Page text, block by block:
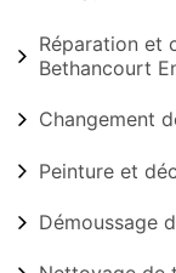
Réparation et
Bethancourt
Changement
Peinture et
Démoussage